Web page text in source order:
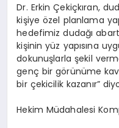
Dr. Erkin Çekiçkıran,
kişiye özel planlama
hedefimiz dudağı
kişinin yüz yapısına
dokunuşlarla şekil
genç bir görünüme
bir çekicilik kazanır”
Hekim Müdahalesi